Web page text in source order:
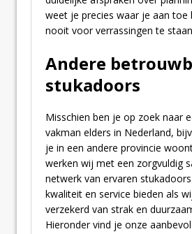
weet je precies waar je aan toe
nooit voor verrassingen te
Andere
stukadoors
Misschien ben je op zoek naar
vakman elders in Nederland,
je in een andere provincie
werken wij met een zorgvuldig
netwerk van ervaren
kwaliteit en service bieden als
verzekerd van strak en
Hieronder vind je onze